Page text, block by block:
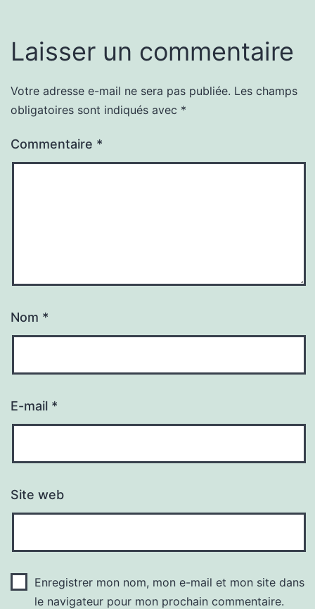
Laisser un commentaire
Votre adresse e-mail ne sera pas publiée. Les champs
obligatoires sont indiqués avec *
Commentaire *
Nom *
E-mail *
Site web
Enregistrer mon nom, mon e-mail et mon site dans
le navigateur pour mon prochain commentaire.